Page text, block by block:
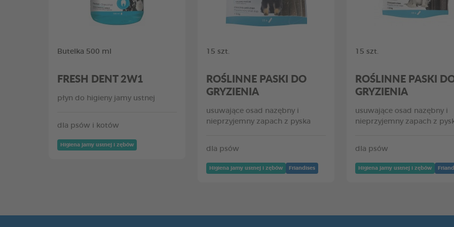
Butelka 500 ml
FRESH DENT 2W1
płyn do higieny jamy ustnej
dla psów i kotów
Higiena jamy ustnej i zębów
15 szt.
ROŚLINNE PASKI DO
GRYZIENIA
usuwające osad nazębny i
nieprzyjemny zapach z pyska
dla psów
Higiena jamy ustnej i zębów Friandises
15 szt.
ROŚLINNE PASKI
GRYZIENIA
usuwające osad nazębny i
nieprzyjemny zapach z
dla psów
Higiena jamy ustnej i zębów